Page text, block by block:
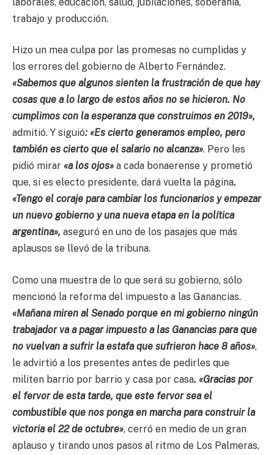
trabajo y producción.
Hizo un mea culpa por las promesas no cumplidas y
los errores del gobierno de Alberto Fernández.
«Sabemos que algunos sienten la frustración de que hay
cosas que a lo largo de estos años no se hicieron. No
cumplimos con la esperanza que construimos en 2019»,
admitió. Y siguió: «Es cierto generamos empleo, pero
también es cierto que el salario no alcanza». Pero les
pidió mirar «a los ojos» a cada bonaerense y prometió
que, si es electo presidente, dará vuelta la página.
«Tengo el coraje para cambiar los funcionarios y empezar
un nuevo gobierno y una nueva etapa en la política
argentina», aseguró en uno de los pasajes que más
aplausos se llevó de la tribuna.
Como una muestra de lo que será su gobierno, sólo
mencionó la reforma del impuesto a las Ganancias.
«Mañana miren al Senado porque en mi gobierno ningún
trabajador va a pagar impuesto a las Ganancias para que
no vuelvan a sufrir la estafa que sufrieron hace 8 años»,
le advirtió a los presentes antes de pedirles que
militen barrio por barrio y casa por casa. «Gracias por
el fervor de esta tarde, que este fervor sea el
combustible que nos ponga en marcha para construir la
victoria el 22 de octubre», cerró en medio de un gran
aplauso y tirando unos pasos al ritmo de Los Palmeras,